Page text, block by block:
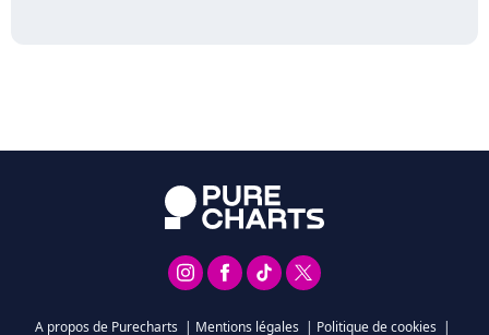
A propos de Purecharts | Mentions légales | Politique de cookies |